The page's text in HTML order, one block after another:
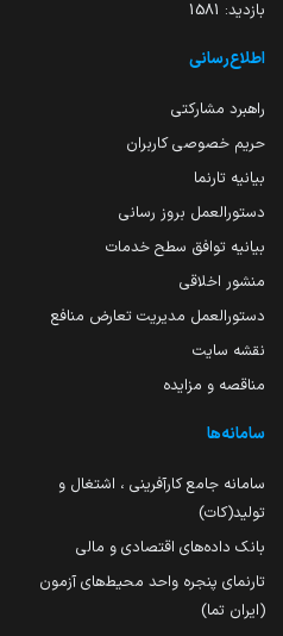
بازدید: 1581
اطلاع‌رسانی
راهبرد مشارکتی
حریم خصوصی کاربران
بیانیه تارنما
دستورالعمل بروز رسانی
بیانیه توافق سطح خدمات
منشور اخلاقی
دستورالعمل مدیریت تعارض منافع
نقشه سایت
مناقصه و مزایده
سامانه‌ها
سامانه جامع کارآفرینی ، اشتغال و
تولید(کات)
بانک داده‌های اقتصادی و مالی
تارنمای پنجره واحد محیط‌های آزمون
(ایران تما)